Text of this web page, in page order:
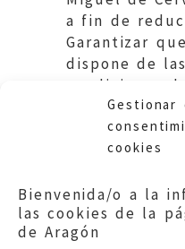
Gestionar
cookies
Bienvenida/o a la
las cookies de la
de Aragón
a fin de
Garantizar
dispone de
condiciones
Educación.